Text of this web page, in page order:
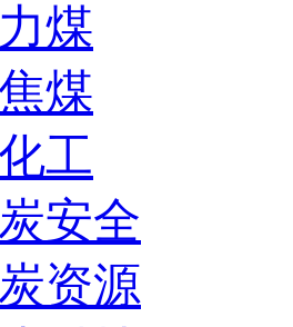
煤
煤
工
安全
资源